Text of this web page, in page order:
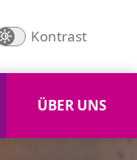
Kontrast
ÜBER UNS